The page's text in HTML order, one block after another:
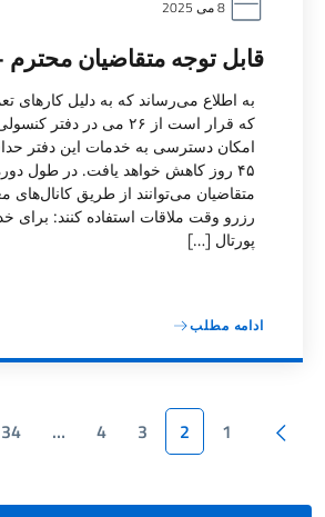
قابل توجه متقاضیان محترم –
به اطلاع می‌رساند که به دلیل کارهای
که قرار است از ۲۶ می در
امکان دسترسی به خدمات این دفتر
۴۵ روز کاهش خواهد یافت. در طول
متقاضیان می‌توانند از طریق کانال‌های
رزرو وقت ملاقات استفاده کنند: برای
پورتال […]
ادامه مطلب
Paginazione
Pagina precedente
1
2
3
4
…
34